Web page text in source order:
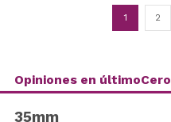
1 2
Opiniones en últimoCero
35mm